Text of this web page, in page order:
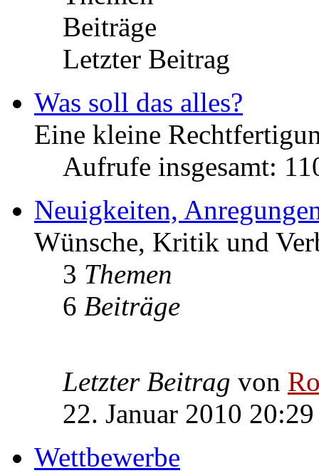
Beiträge
Letzter Beitrag
Was soll das alles?
Eine kleine
Aufrufe insgesamt:
Neuigkeiten,
Wünsche, Kritik und
3 Themen
6 Beiträge
Letzter Beitrag von
22. Januar 2010 20:29
Wettbewerbe